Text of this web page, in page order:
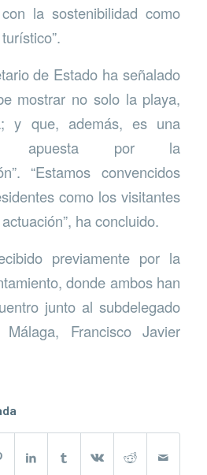
la sostenibilidad como
de Estado ha señalado
mostrar no solo la playa,
y que, además, es una
apuesta por la
“Estamos convencidos
como los visitantes
ha concluido.
previamente por la
donde ambos han
junto al subdelegado
Francisco Javier